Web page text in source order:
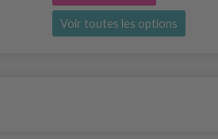
Voir toutes les options